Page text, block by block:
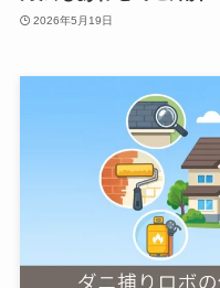
2026年5月19日